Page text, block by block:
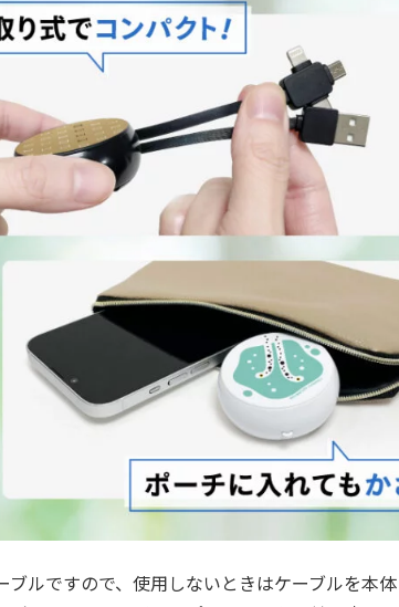
ブルですので、使用しないときはケーブルを本